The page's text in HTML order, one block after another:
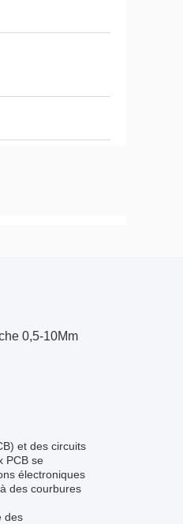
0,5-10Mm
et des circuits
PCB se
électroniques
des courbures
des